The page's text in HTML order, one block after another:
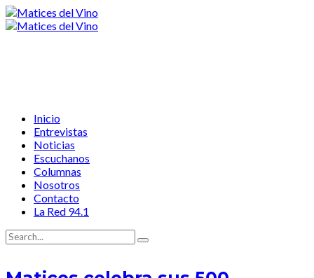
Inicio
Entrevistas
Noticias
Escuchanos
Columnas
Nosotros
Contacto
La Red 94.1